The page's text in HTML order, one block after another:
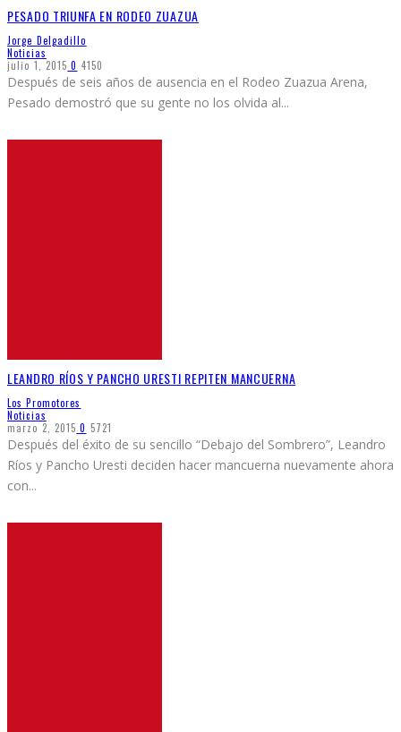
PESADO TRIUNFA EN RODEO ZUAZUA
Jorge Delgadillo
Noticias
julio 1, 2015 0 4150
Después de seis años de ausencia en el Rodeo Zuazua Arena,
Pesado demostró que su gente no los olvida al...
LEANDRO RÍOS Y PANCHO URESTI REPITEN MANCUERNA
Los Promotores
Noticias
marzo 2, 2015 0 5721
Después del éxito de su sencillo “Debajo del Sombrero”, Leandro
Ríos y Pancho Uresti deciden hacer mancuerna nuevamente ahora
con...